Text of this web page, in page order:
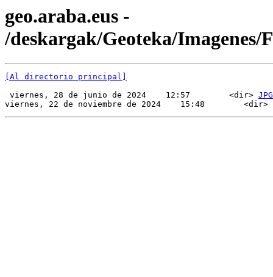
geo.araba.eus -
/deskargak/Geoteka/Imagenes/
[Al directorio principal]
viernes, 28 de junio de 2024    12:57        <dir> JPG
viernes, 22 de noviembre de 2024    15:48        <dir>